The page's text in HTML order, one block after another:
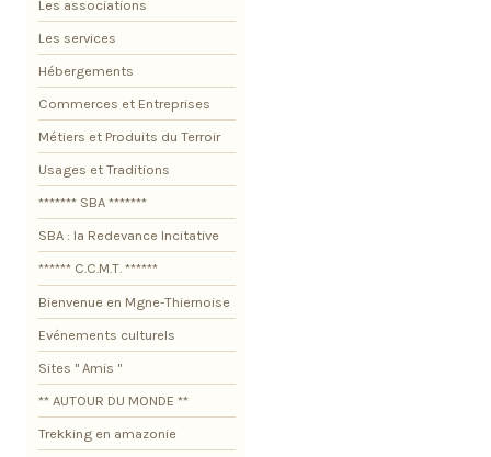
Les associations
Les services
Hébergements
Commerces et Entreprises
Métiers et Produits du Terroir
Usages et Traditions
******* SBA *******
SBA : la Redevance Incitative
****** C.C.M.T. ******
Bienvenue en Mgne-Thiernoise
Evénements culturels
Sites " Amis "
** AUTOUR DU MONDE **
Trekking en amazonie